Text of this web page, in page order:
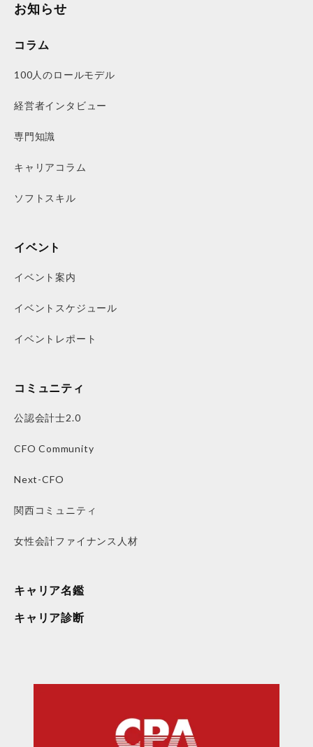
お知らせ
コラム
100人のロールモデル
経営者インタビュー
専門知識
キャリアコラム
ソフトスキル
イベント
イベント案内
イベントスケジュール
イベントレポート
コミュニティ
公認会計士2.0
CFO Community
Next-CFO
関西コミュニティ
女性会計ファイナンス人材
キャリア名鑑
キャリア診断